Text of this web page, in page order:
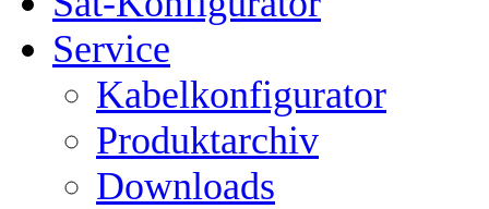
Service
Kabelkonfigurator
Produktarchiv
Downloads